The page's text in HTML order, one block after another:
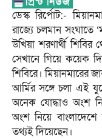
ডেস্ক রির্পোট:-
রাজ্যে চলমান সংঘাতে
উখিয়া শরণার্থী শিবির
সেখানে গিয়ে কয়েক
শিবিরে। মিয়ানমারের
আর্মির সঙ্গে চলা এই
অনেক যোদ্ধাও অংশ
অংশ নিয়ে
তথ্যই দিয়েছেন।